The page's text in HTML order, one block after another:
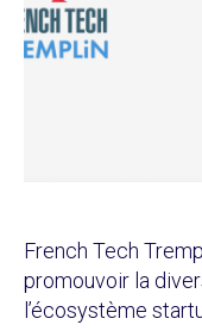
French Tech
promouvoir la
l’écosystème